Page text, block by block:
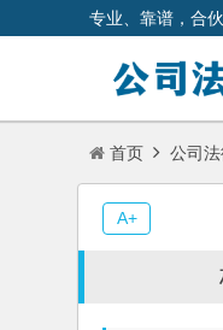
专业、靠谱，合
首页 公司
A+